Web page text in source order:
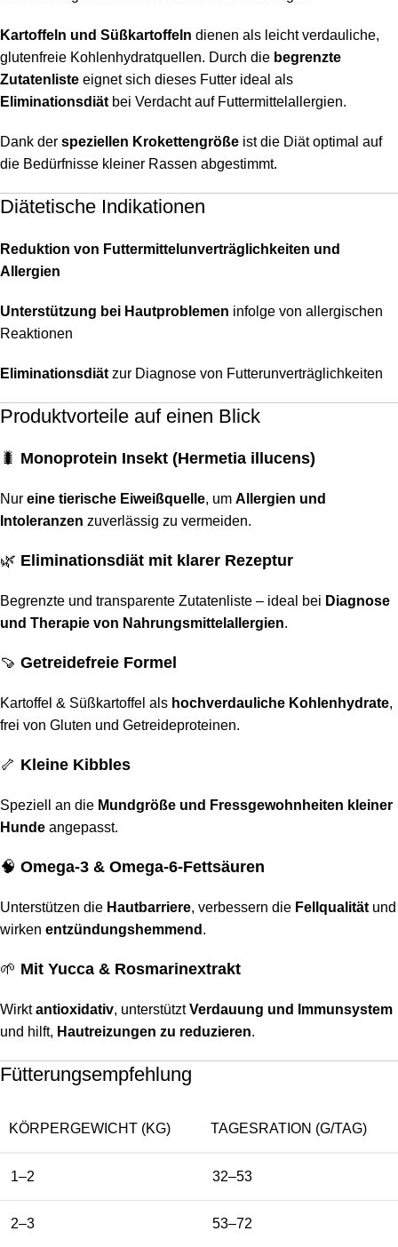
Kartoffeln und Süßkartoffeln dienen als leicht verdauliche,
glutenfreie Kohlenhydratquellen. Durch die begrenzte
Zutatenliste eignet sich dieses Futter ideal als
Eliminationsdiät bei Verdacht auf Futtermittelallergien.
Dank der speziellen Krokettengröße ist die Diät optimal auf
die Bedürfnisse kleiner Rassen abgestimmt.
Diätetische Indikationen
Reduktion von Futtermittelunverträglichkeiten und
Allergien
Unterstützung bei Hautproblemen infolge von allergischen
Reaktionen
Eliminationsdiät zur Diagnose von Futterunverträglichkeiten
Produktvorteile auf einen Blick
🐛 Monoprotein Insekt (Hermetia illucens)
Nur eine tierische Eiweißquelle, um Allergien und
Intoleranzen zuverlässig zu vermeiden.
🌿 Eliminationsdiät mit klarer Rezeptur
Begrenzte und transparente Zutatenliste – ideal bei Diagnose
und Therapie von Nahrungsmittelallergien.
🍠 Getreidefreie Formel
Kartoffel & Süßkartoffel als hochverdauliche Kohlenhydrate,
frei von Gluten und Getreideproteinen.
🦴 Kleine Kibbles
Speziell an die Mundgröße und Fressgewohnheiten kleiner
Hunde angepasst.
🧠 Omega-3 & Omega-6-Fettsäuren
Unterstützen die Hautbarriere, verbessern die Fellqualität und
wirken entzündungshemmend .
🌱 Mit Yucca & Rosmarinextrakt
Wirktantioxidativ, unterstütztVerdauung und Immunsystem
und hilft, Hautreizungen zu reduzieren.
Fütterungsempfehlung
KÖRPERGEWICHT (KG) TAGESRATION (G/TAG)
1–2 32–53
2–3 53–72